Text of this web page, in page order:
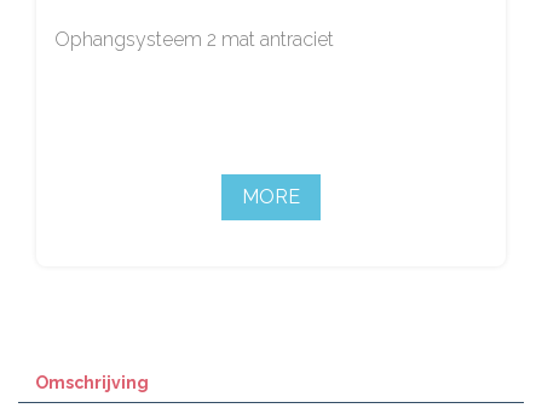
Ophangsysteem 2 mat antraciet
MORE
Omschrijving